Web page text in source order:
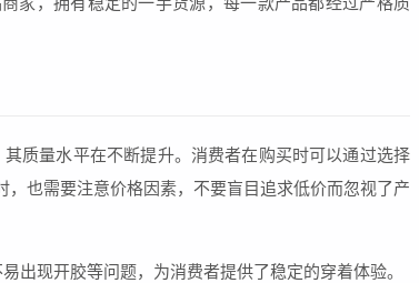
质量水平在不断提升。消费者在购买时可以通过选择
也需要注意价格因素，不要盲目追求低价而忽视了产
出现开胶等问题，为消费者提供了稳定的穿着体验。